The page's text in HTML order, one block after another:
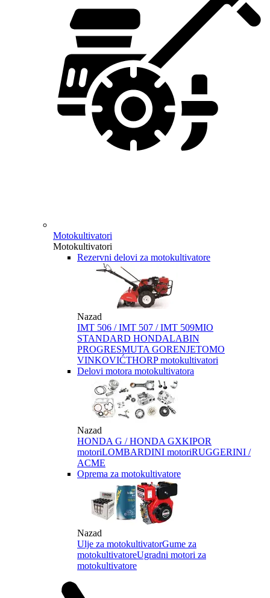
Motokultivatori
Motokultivatori
Rezervni delovi za motokultivatore
Nazad
IMT 506 / IMT 507 / IMT 509MIO
STANDARD HONDALABIN
PROGRESMUTA GORENJETOMO
VINKOVIĆTHORP motokultivatori
Delovi motora motokultivatora
Nazad
HONDA G / HONDA GXKIPOR
motoriLOMBARDINI motoriRUGGERINI /
ACME
Oprema za motokultivatore
Nazad
Ulje za motokultivatorGume za
motokultivatoreUgradni motori za
motokultivatore